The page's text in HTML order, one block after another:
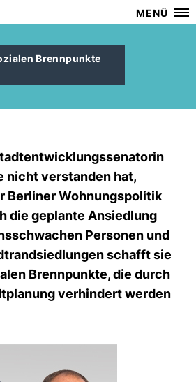
MENÜ
Brennpunkte
nicht verstanden hat,
Berliner Wohnungspolitik
die geplante Ansiedlung
Personen und
schafft sie
Brennpunkte, die durch
verhindert werden